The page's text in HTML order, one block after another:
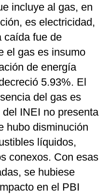
incluye al gas, en
es electricidad,
caída fue de
el gas es insumo
de energía
5.93%. El
del gas es
INEI no presenta
hubo disminución
líquidos,
conexos. Con esas
se hubiese
en el PBI